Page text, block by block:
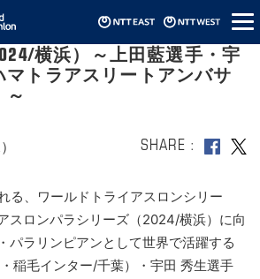
メ
ニ
ュ
イアスロンシリーズ・パラ
横浜）～上田藍選手・宇
マトラアスリートアンバサ
～
SHARE
る、ワールドトライアスロンシリー
スロンパラシリーズ（2024/横浜）に向
パラリンピアンとして世界で活躍する
稲毛インター/千葉）・宇田 秀生選手